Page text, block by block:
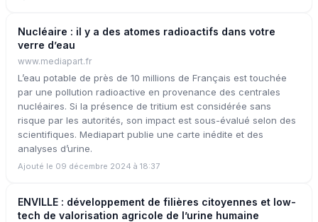
Nucléaire : il y a des atomes radioactifs dans votre
verre d’eau
www.mediapart.fr
L’eau potable de près de 10 millions de Français est touchée
par une pollution radioactive en provenance des centrales
nucléaires. Si la présence de tritium est considérée sans
risque par les autorités, son impact est sous-évalué selon des
scientifiques. Mediapart publie une carte inédite et des
analyses d’urine.
Ajouté le 09 décembre 2024 à 18:37
ENVILLE : développement de filières citoyennes et low-
tech de valorisation agricole de l’urine humaine